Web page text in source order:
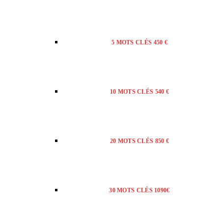
5 MOTS CLÉS 450 €
10 MOTS CLÉS 540 €
20 MOTS CLÉS 850 €
30 MOTS CLÉS 1090€